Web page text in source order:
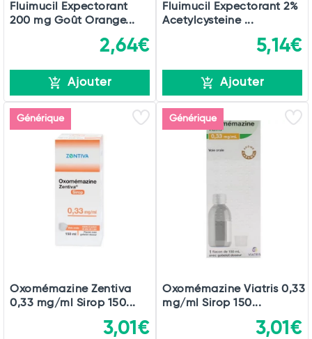
Fluimucil Expectorant
200 mg Goût Orange...
2,64€
Ajouter
Fluimucil Expectorant 2%
Acetylcysteine ...
5,14€
Ajouter
Générique
Oxomémazine Zentiva
0,33 mg/ml Sirop 150...
3,01€
Générique
Oxomémazine Viatris 0,33
mg/ml Sirop 150...
3,01€